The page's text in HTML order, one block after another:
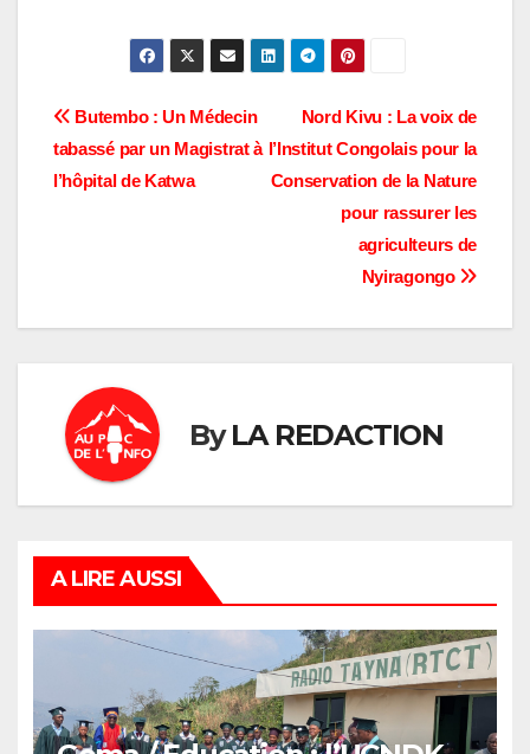
Navigation
de
Nord Kivu : La voix de
l’Institut Congolais pour la
Conservation de la Nature
pour rassurer les
agriculteurs de
Nyiragongo
Butembo : Un Médecin
tabassé par un Magistrat à
l’hôpital de Katwa
ByLA REDACTION
A LIRE AUSSI